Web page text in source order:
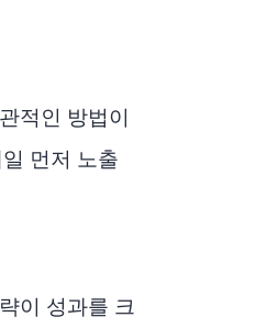
적인 방법이
먼저 노출
이 성과를 크